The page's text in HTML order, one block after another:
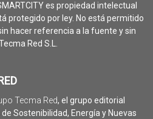
es propiedad intelectual
protegido por ley. No está permitido
hacer referencia a la fuente y sin
Red S.L.
Tecma Red, el grupo editorial
Sostenibilidad, Energía y Nuevas